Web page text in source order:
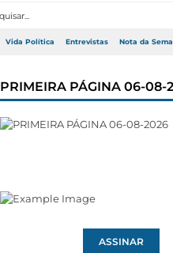
Vida Política Entrevistas Nota da
PRIMEIRA PÁGINA 06-08-
ASSINAR